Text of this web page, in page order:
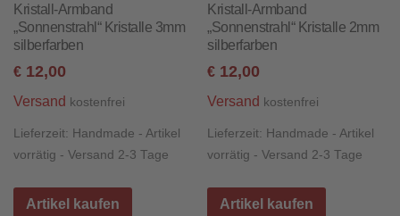
Kristall-Armband
„Sonnenstrahl“ Kristalle 3mm
silberfarben
€ 12,00
Versand kostenfrei
Lieferzeit: Handmade - Artikel
vorrätig - Versand 2-3 Tage
Artikel kaufen
Kristall-Armband
„Sonnenstrahl“ Kristalle 2mm
silberfarben
€ 12,00
Versand kostenfrei
Lieferzeit: Handmade - Artikel
vorrätig - Versand 2-3 Tage
Artikel kaufen